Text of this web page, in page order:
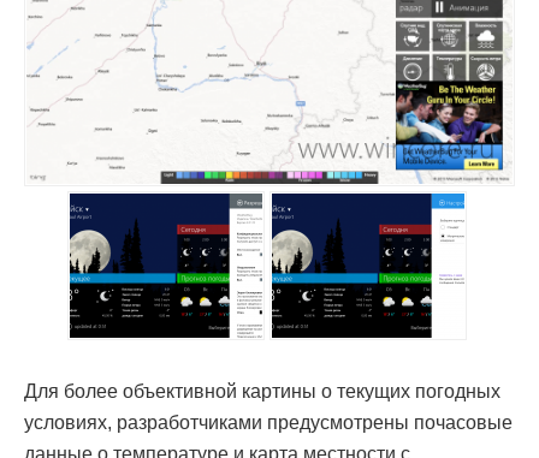
Для более объективной картины о текущих погодных
условиях, разработчиками предусмотрены почасовые